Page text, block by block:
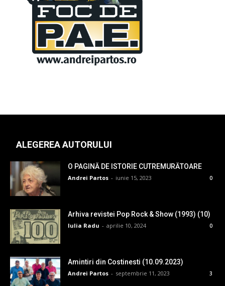
ALEGEREA AUTORULUI
O PAGINĂ DE ISTORIE CUTREMURĂTOARE
Andrei Partos - iunie 15, 2023 0
Arhiva revistei Pop Rock & Show (1993) (10)
Iulia Radu - aprilie 10, 2024 0
Amintiri din Costinesti (10.09.2023)
Andrei Partos - septembrie 11, 2023 3